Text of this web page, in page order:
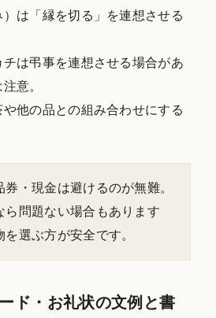
は「縁を切る」を連想させる
チは弔事を連想させる場合があ
意。
他の品との組み合わせにする
券・現金は避けるのが無難。
ら問題ない場合もあります
選ぶ方が安全です。
ド・お礼状の文例と書